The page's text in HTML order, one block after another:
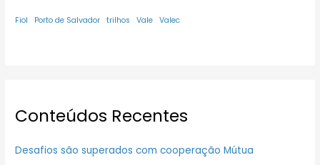
Fiol Porto de Salvador trilhos Vale Valec
Conteúdos Recentes
Desafios são superados com cooperação Mútua